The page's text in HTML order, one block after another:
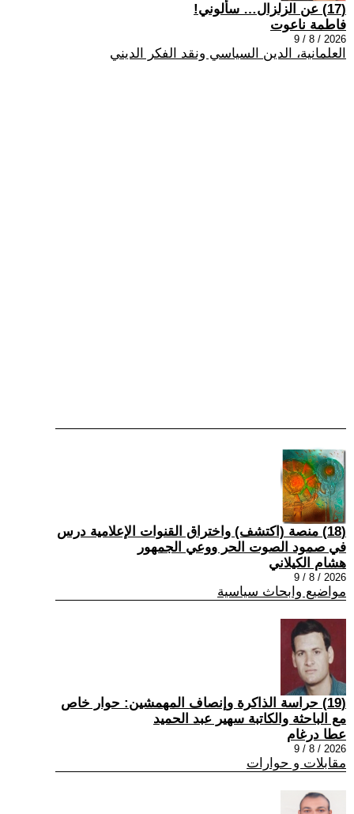
(17) عن الزلزال… سألوني!
فاطمة ناعوت
2026 / 8 / 9
العلمانية، الدين السياسي ونقد الفكر الديني
(18) منصة (اكتشف) واختراق القنوات الإعلامية درس
في صمود الصوت الحر ووعي الجمهور
هشام الكيلاني
2026 / 8 / 9
مواضيع وابحاث سياسية
(19) حراسة الذاكرة وإنصاف المهمشين: حوار خاص
مع الباحثة والكاتبة سهير عبد الحميد
عطا درغام
2026 / 8 / 9
مقابلات و حوارات